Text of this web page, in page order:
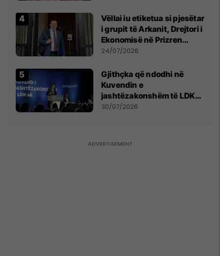
Vëllai iu etiketua si pjesëtar
i grupit të Arkanit, Drejtori i
Ekonomisë në Prizren
mohon pretendimet
24/07/2026
Gjithçka që ndodhi në
Kuvendin e
jashtëzakonshëm të LDK-
së
30/07/2026